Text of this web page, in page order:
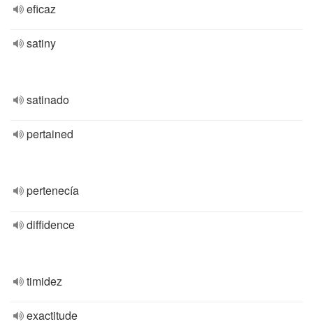
eficaz
satiny
satinado
pertained
pertenecía
diffidence
timidez
exactitude